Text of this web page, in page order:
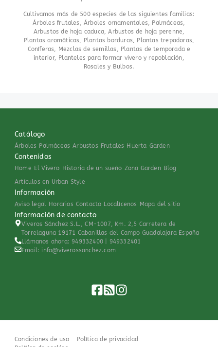
Cultivamos más de 500 especies de las siguientes familias:
Árboles frutales, Árboles ornamentales, Palmáceas,
Arbustos de hoja caduca, Arbustos de hoja perenne,
Plantas aromáticas, Plantas borduras, Plantas trepadoras,
Coníferas, Mezclas de semillas, Plantas de temporada e
interior, Planteles para formar vivero y repoblación,
Rosales y Bulbos.
Catálogo
Árboles Palmáceas Arbustos Frutales Huerta Garden
Contenidos
Home El Vivero Historia de un sueño Zona Garden Blog
Artículos en Urban Style
Información
Aviso legal Horarios Contacto Localícenos Mapa del sitio
Información de contacto
Viveros Sánchez S.L., CM-1007, Km. 2,5 Carretera de
Torrelaguna 19171 Cabanillas del Campo Guadalajara España
Llámanos ahora: 949332400 | 949332401
Email: info@viverossanchez.com
Condiciones de uso
Política de privacidad